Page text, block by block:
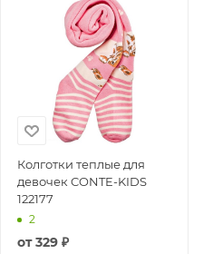
Колготки теплые для
девочек CONTE-KIDS
122177
2
от329 ₽